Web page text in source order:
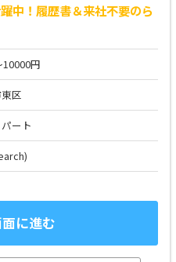
中！履歴書＆来社不要のら
円
区
ート
に進む